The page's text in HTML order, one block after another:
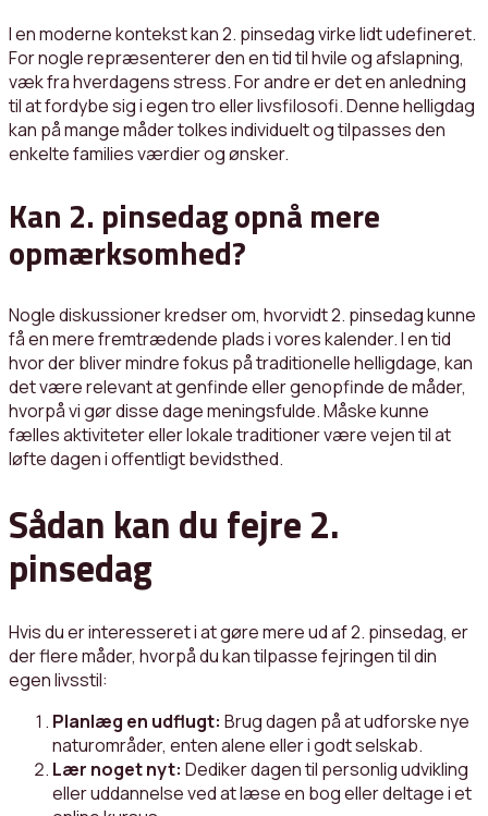
I en moderne kontekst kan 2. pinsedag virke lidt udefineret.
For nogle repræsenterer den en tid til hvile og afslapning,
væk fra hverdagens stress. For andre er det en anledning
til at fordybe sig i egen tro eller livsfilosofi. Denne helligdag
kan på mange måder tolkes individuelt og tilpasses den
enkelte families værdier og ønsker.
Kan 2. pinsedag opnå mere
opmærksomhed?
Nogle diskussioner kredser om, hvorvidt 2. pinsedag kunne
få en mere fremtrædende plads i vores kalender. I en tid
hvor der bliver mindre fokus på traditionelle helligdage, kan
det være relevant at genfinde eller genopfinde de måder,
hvorpå vi gør disse dage meningsfulde. Måske kunne
fælles aktiviteter eller lokale traditioner være vejen til at
løfte dagen i offentligt bevidsthed.
Sådan kan du fejre 2.
pinsedag
Hvis du er interesseret i at gøre mere ud af 2. pinsedag, er
der flere måder, hvorpå du kan tilpasse fejringen til din
egen livsstil:
Planlæg en udflugt: Brug dagen på at udforske nye
naturområder, enten alene eller i godt selskab.
Lær noget nyt: Dediker dagen til personlig udvikling
eller uddannelse ved at læse en bog eller deltage i et